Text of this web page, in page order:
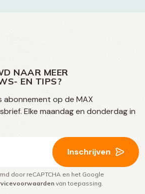
NAAR MEER
EN TIPS?
abonnement op de MAX
Elke maandag en donderdag in
Inschrijven
door reCAPTCHA en het Google
van toepassing.